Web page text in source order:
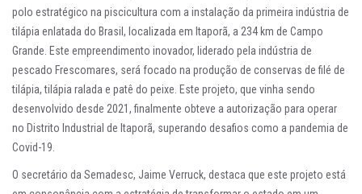
polo estratégico na piscicultura com a instalação da primeira indústria de
tilápia enlatada do Brasil, localizada em Itaporã, a 234 km de Campo
Grande. Este empreendimento inovador, liderado pela indústria de
pescado Frescomares, será focado na produção de conservas de filé de
tilápia, tilápia ralada e patê do peixe. Este projeto, que vinha sendo
desenvolvido desde 2021, finalmente obteve a autorização para operar
no Distrito Industrial de Itaporã, superando desafios como a pandemia de
Covid-19.
O secretário da Semadesc, Jaime Verruck, destaca que este projeto está